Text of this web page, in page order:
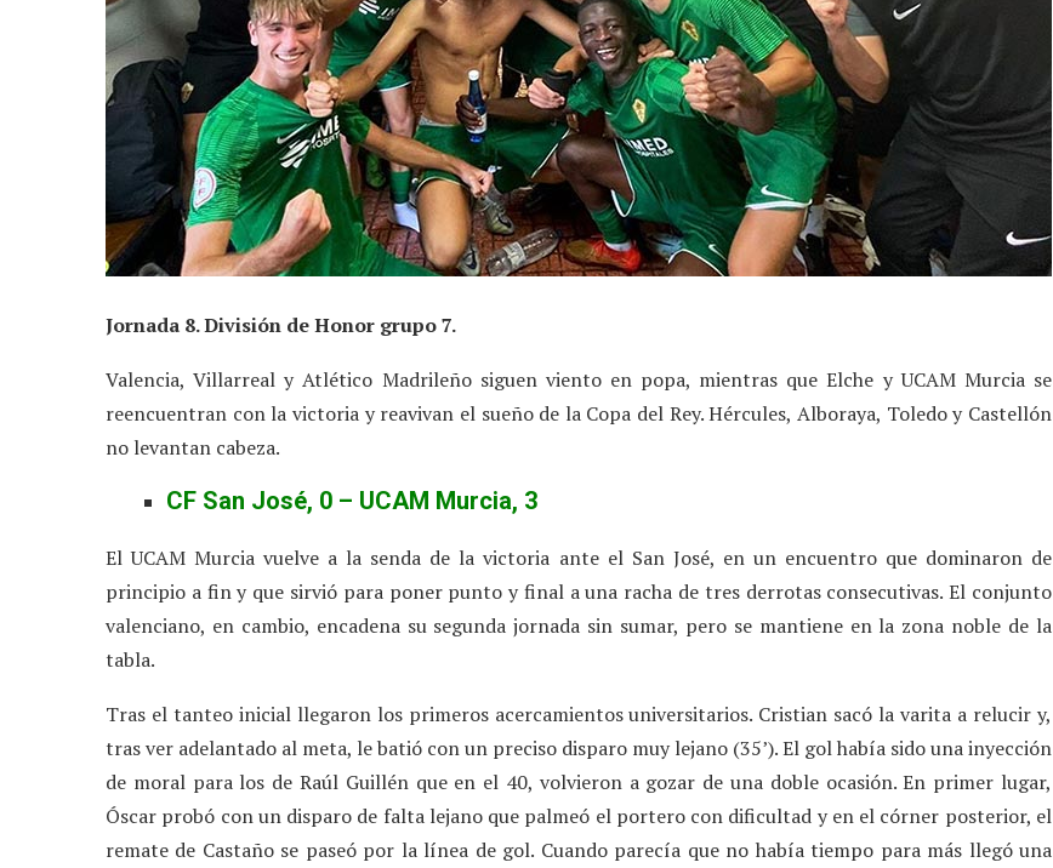
Jornada 8. División de Honor grupo 7.
Valencia, Villarreal y Atlético Madrileño siguen viento en popa, mientras que Elche y UCAM Murcia se
reencuentran con la victoria y reavivan el sueño de la Copa del Rey. Hércules, Alboraya, Toledo y Castellón
no levantan cabeza.
CF San José, 0 – UCAM Murcia, 3
El UCAM Murcia vuelve a la senda de la victoria ante el San José, en un encuentro que dominaron de
principio a fin y que sirvió para poner punto y final a una racha de tres derrotas consecutivas. El conjunto
valenciano, en cambio, encadena su segunda jornada sin sumar, pero se mantiene en la zona noble de la
tabla.
Tras el tanteo inicial llegaron los primeros acercamientos universitarios. Cristian sacó la varita a relucir y,
tras ver adelantado al meta, le batió con un preciso disparo muy lejano (35’). El gol había sido una inyección
de moral para los de Raúl Guillén que en el 40, volvieron a gozar de una doble ocasión. En primer lugar,
Óscar probó con un disparo de falta lejano que palmeó el portero con dificultad y en el córner posterior, el
remate de Castaño se paseó por la línea de gol. Cuando parecía que no había tiempo para más llegó una